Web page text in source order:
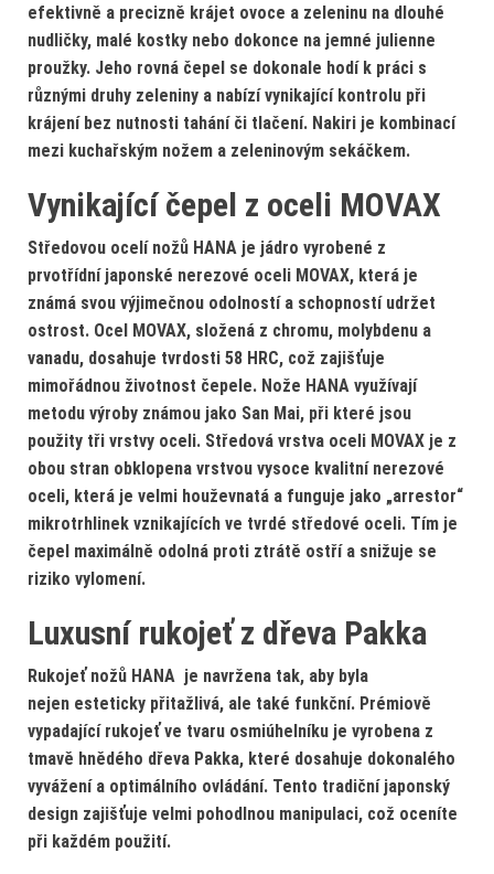
efektivně a precizně krájet ovoce a zeleninu na dlouhé
nudličky, malé kostky nebo dokonce na jemné julienne
proužky. Jeho rovná čepel se dokonale hodí k práci s
různými druhy zeleniny a nabízí vynikající kontrolu při
krájení bez nutnosti tahání či tlačení. Nakiri je kombinací
mezi kuchařským nožem a zeleninovým sekáčkem.
Vynikající čepel z oceli MOVAX
Středovou ocelí nožů HANA je jádro vyrobené z
prvotřídní japonské nerezové oceli MOVAX, která je
známá svou výjimečnou odolností a schopností udržet
ostrost. Ocel MOVAX, složená z chromu, molybdenu a
vanadu, dosahuje tvrdosti 58 HRC, což zajišťuje
mimořádnou životnost čepele. Nože HANA využívají
metodu výroby známou jako San Mai, při které jsou
použity tři vrstvy oceli. Středová vrstva oceli MOVAX je z
obou stran obklopena vrstvou vysoce kvalitní nerezové
oceli, která je velmi houževnatá a funguje jako „arrestor“
mikrotrhlinek vznikajících ve tvrdé středové oceli. Tím je
čepel maximálně odolná proti ztrátě ostří a snižuje se
riziko vylomení.
Luxusní rukojeť z dřeva Pakka
Rukojeť nožů HANA je navržena tak, aby byla
nejen esteticky přitažlivá, ale také funkční. Prémiově
vypadající rukojeť ve tvaru osmiúhelníku je vyrobena z
tmavě hnědého dřeva Pakka, které dosahuje dokonalého
vyvážení a optimálního ovládání. Tento tradiční japonský
design zajišťuje velmi pohodlnou manipulaci, což oceníte
při každém použití.